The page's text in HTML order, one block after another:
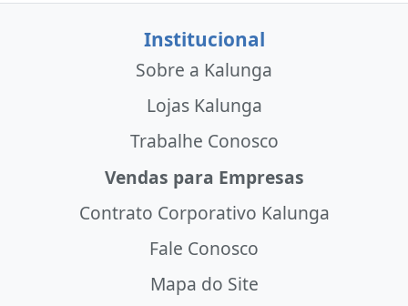
Institucional
Sobre a Kalunga
Lojas Kalunga
Trabalhe Conosco
Vendas para Empresas
Contrato Corporativo Kalunga
Fale Conosco
Mapa do Site